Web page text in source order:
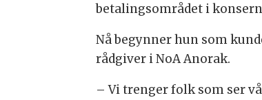
betalingsområdet i
Nå begynner hun som
rådgiver i NoA Anorak.
– Vi trenger folk som ser